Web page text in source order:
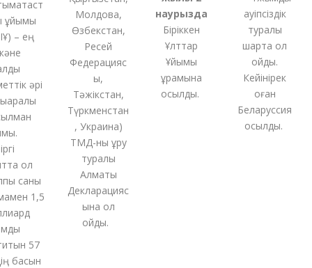
ең
әрі
ол
саны
1,5
57
Молдова,
Өзбекстан,
Ресей
Федерацияс
Тәжікстан,
Түркменстан
Украина)
ТМД-нықұру
туралы
Алматы
Декларацияс
ына қол
қойды.
наурызда
Біріккен
Ұлттар
Ұйымы
құрамына
қосылды.
қауіпсіздік
туралы
шартқа қол
қойды.
Кейінірек
оған
Беларуссия
қосылды.